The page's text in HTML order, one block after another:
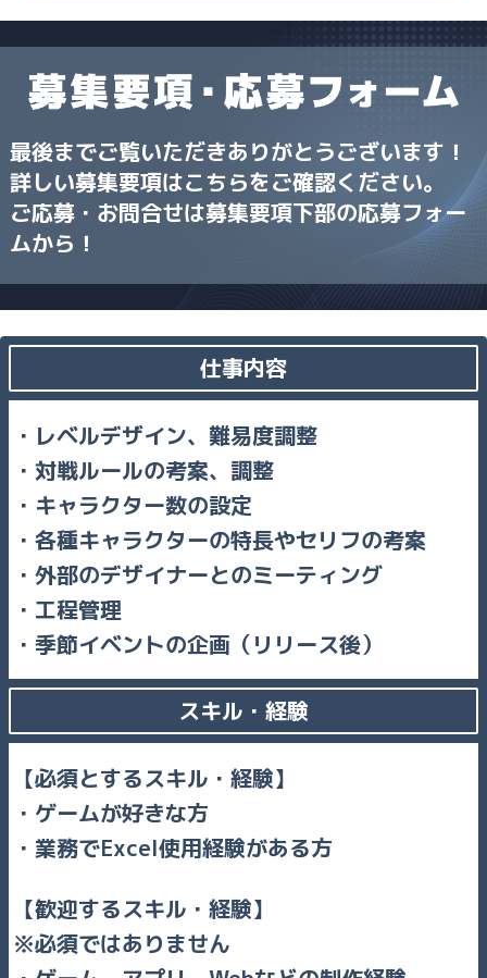
最後までご覧いただきありがとうございます！
詳しい募集要項はこちらをご確認ください。
ご応募・お問合せは募集要項下部の応募フォー
ムから！
仕事内容
レベルデザイン、難易度調整
対戦ルールの考案、調整
キャラクター数の設定
各種キャラクターの特長やセリフの考案
外部のデザイナーとのミーティング
工程管理
季節イベントの企画（リリース後）
スキル・経験
【必須とするスキル・経験】
ゲームが好きな方
業務でExcel使用経験がある方
【歓迎するスキル・経験】
必須ではありません